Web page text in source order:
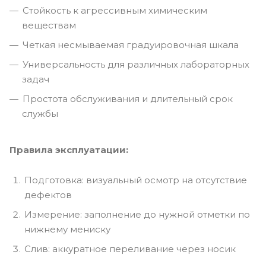
Стойкость к агрессивным химическим
веществам
Четкая несмываемая градуировочная шкала
Универсальность для различных лабораторных
задач
Простота обслуживания и длительный срок
службы
Правила эксплуатации:
Подготовка: визуальный осмотр на отсутствие
дефектов
Измерение: заполнение до нужной отметки по
нижнему мениску
Слив: аккуратное переливание через носик